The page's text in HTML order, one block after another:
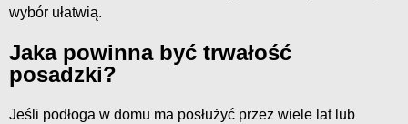
wybór ułatwią.
Jaka powinna być trwałość
posadzki?
Jeśli podłoga w domu ma posłużyć przez wiele lat lub